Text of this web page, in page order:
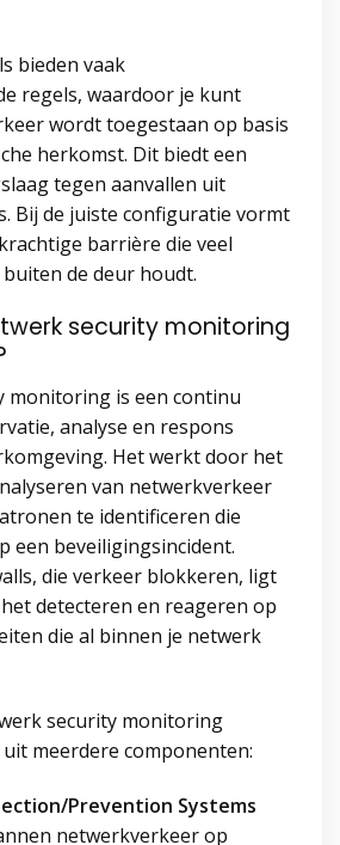
bieden vaak
regels, waardoor je kunt
wordt toegestaan op basis
herkomst. Dit biedt een
tegen aanvallen uit
Bij de juiste configuratie vormt
barrière die veel
de deur houdt.
security monitoring
monitoring is een continu
analyse en respons
Het werkt door het
van netwerkverkeer
te identificeren die
een beveiligingsincident.
die verkeer blokkeren, ligt
detecteren en reageren op
die al binnen je netwerk
security monitoring
meerdere componenten:
Prevention Systems
netwerkverkeer op